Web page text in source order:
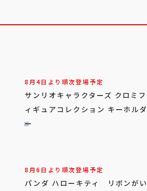
8月4日より順次登場予定
サンリオキャラクターズ クロミフ
ィギュアコレクション キーホルダ
ー
8月6日より順次登場予定
パンダ ハローキティ リボンがい